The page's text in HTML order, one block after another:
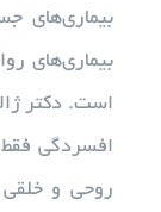
بیماری‌های
بیماری‌های
است. دکتر
افسردگی
روحی و خلقی